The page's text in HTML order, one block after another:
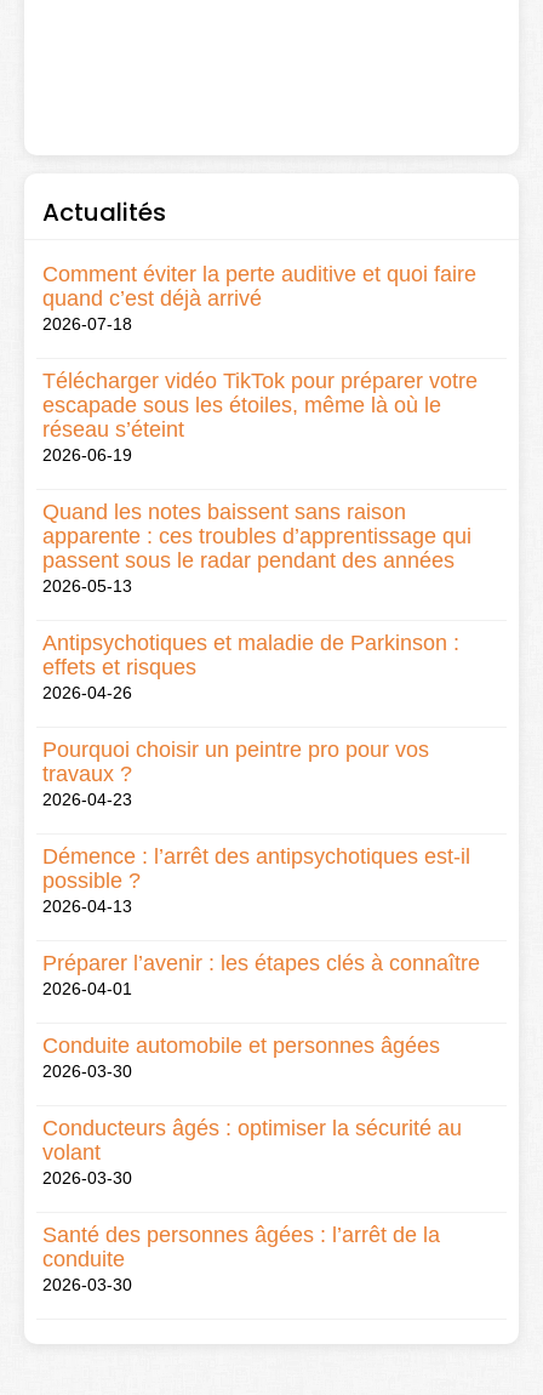
Actualités
Comment éviter la perte auditive et quoi faire
quand c’est déjà arrivé
2026-07-18
Télécharger vidéo TikTok pour préparer votre
escapade sous les étoiles, même là où le
réseau s’éteint
2026-06-19
Quand les notes baissent sans raison
apparente : ces troubles d’apprentissage qui
passent sous le radar pendant des années
2026-05-13
Antipsychotiques et maladie de Parkinson :
effets et risques
2026-04-26
Pourquoi choisir un peintre pro pour vos
travaux ?
2026-04-23
Démence : l’arrêt des antipsychotiques est-il
possible ?
2026-04-13
Préparer l’avenir : les étapes clés à connaître
2026-04-01
Conduite automobile et personnes âgées
2026-03-30
Conducteurs âgés : optimiser la sécurité au
volant
2026-03-30
Santé des personnes âgées : l’arrêt de la
conduite
2026-03-30